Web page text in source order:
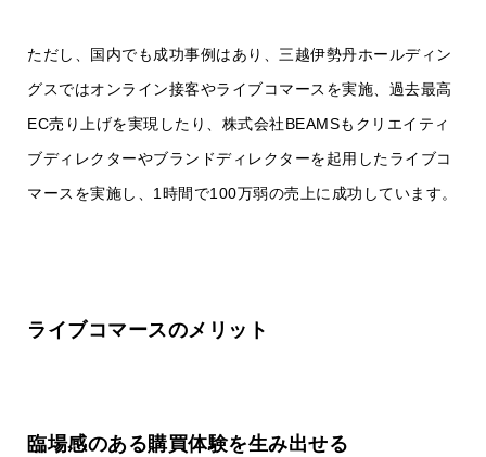
ただし、国内でも成功事例はあり、三越伊勢丹ホールディン
グスではオンライン接客やライブコマースを実施、過去最高
EC売り上げを実現したり、株式会社BEAMSもクリエイティ
ブディレクターやブランドディレクターを起用したライブコ
マースを実施し、1時間で100万弱の売上に成功しています。
ライブコマースのメリット
臨場感のある購買体験を生み出せる